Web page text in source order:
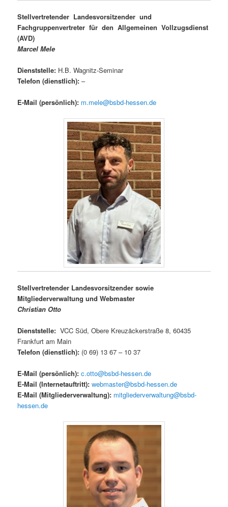
Stellvertretender Landesvorsitzender und
Fachgruppenvertreter für den Allgemeinen Vollzugsdienst
(AVD)
Marcel Mele
Dienststelle: H.B. Wagnitz-Seminar
Telefon (dienstlich): –
E-Mail (persönlich): m.mele@bsbd-hessen.de
Stellvertretender Landesvorsitzender sowie
Mitgliederverwaltung und Webmaster
Christian Otto
Dienststelle: VCC Süd, Obere Kreuzäckerstraße 8, 60435
Frankfurt am Main
Telefon (dienstlich): (0 69) 13 67 – 10 37
E-Mail (persönlich):c.otto@bsbd-hessen.de
E-Mail (Internetauftritt):webmaster@bsbd-hessen.de
E-Mail (Mitgliederverwaltung): mitgliederverwaltung@bsbd-
hessen.de